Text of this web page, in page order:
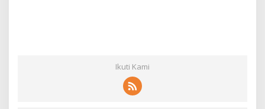
Ikuti Kami